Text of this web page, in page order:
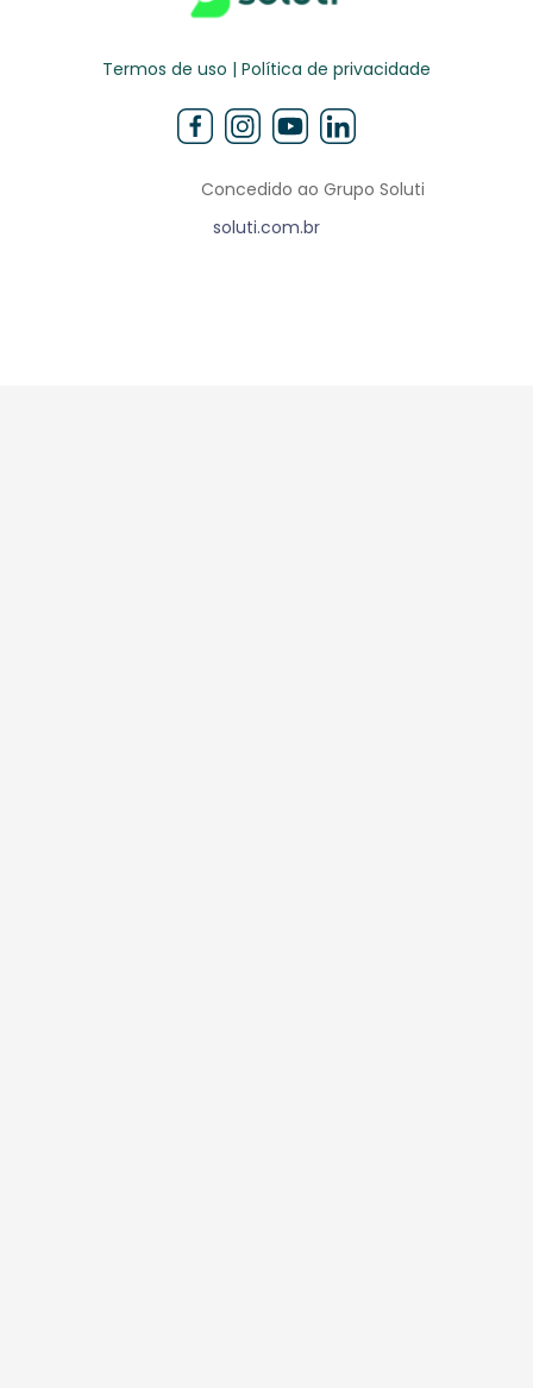
Termos de uso | Política de privacidade
Concedido ao Grupo Soluti
soluti.com.br